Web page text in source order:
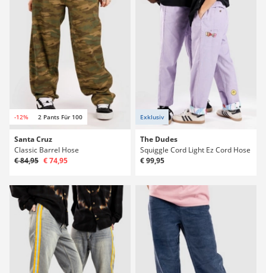
-12% 2 Pants Für 100
Santa Cruz
Classic Barrel Hose
€ 84,95 € 74,95
Exklusiv
The Dudes
Squiggle Cord Light Ez Cord Hose
€ 99,95